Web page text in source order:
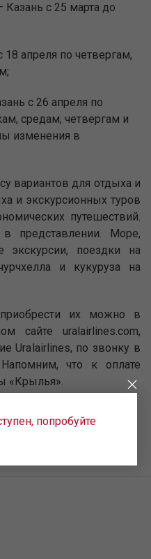
с 25 марта до
апреля по четвергам,
с 26 апреля по
средам, четвергам и
изменения в
вариантов для отдыха и
и экскурсионных туров
путешествий.
представлении. Море,
экскурсии, поездки на
и кукуруза на
их можно в
сайте uralairlines.com,
Uralairlines, по звонку в
что к оплате
«Крылья».
попробуйте